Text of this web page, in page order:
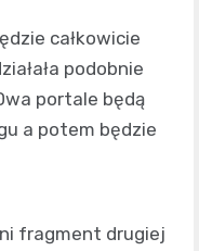
całkowicie
podobnie
portale będą
a potem będzie
fragment drugiej